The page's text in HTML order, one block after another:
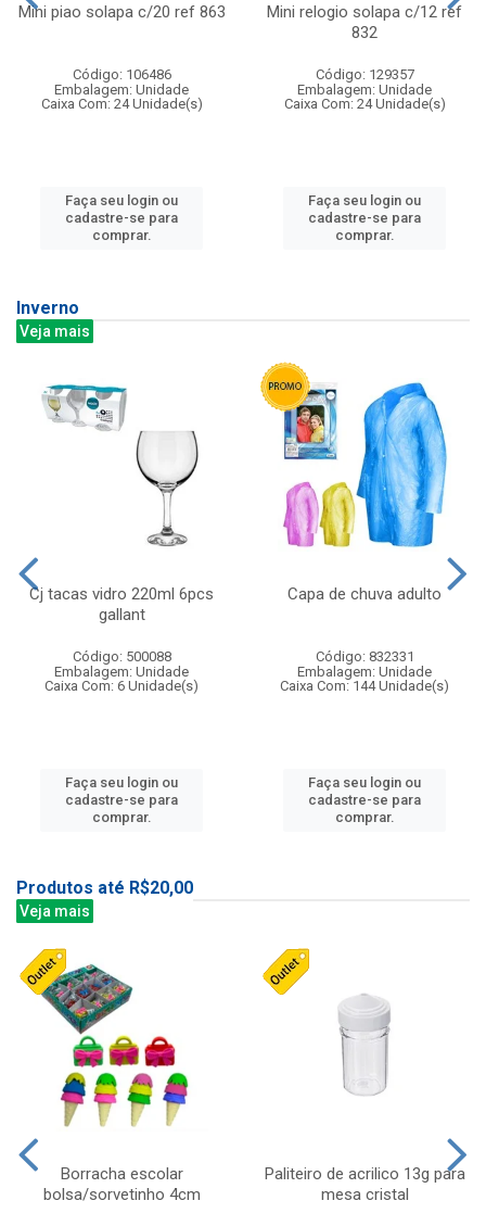
Mini piao solapa c/20 ref 863
Código: 106486
Embalagem: Unidade
Caixa Com: 24 Unidade(s)
Faça seu login ou
cadastre-se para
comprar.
Mini relogio solapa c/12 ref
832
Código: 129357
Embalagem: Unidade
Caixa Com: 24 Unidade(s)
Faça seu login ou
cadastre-se para
comprar.
Inverno
Veja mais
Cj tacas vidro 220ml 6pcs
gallant
Código: 500088
Embalagem: Unidade
Caixa Com: 6 Unidade(s)
Faça seu login ou
cadastre-se para
comprar.
Capa de chuva adulto
Código: 832331
Embalagem: Unidade
Caixa Com: 144 Unidade(s)
Faça seu login ou
cadastre-se para
comprar.
Produtos até R$20,00
Veja mais
Borracha escolar
bolsa/sorvetinho 4cm
Paliteiro de acrilico 13g para
mesa cristal